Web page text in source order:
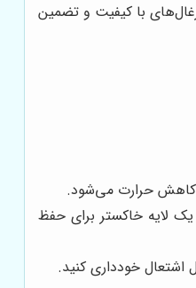
با کیفیت و تضمین
کاهش حرارت می‌شود.
لایه خاکستر برای حفظ
اشتعال خودداری کنید.